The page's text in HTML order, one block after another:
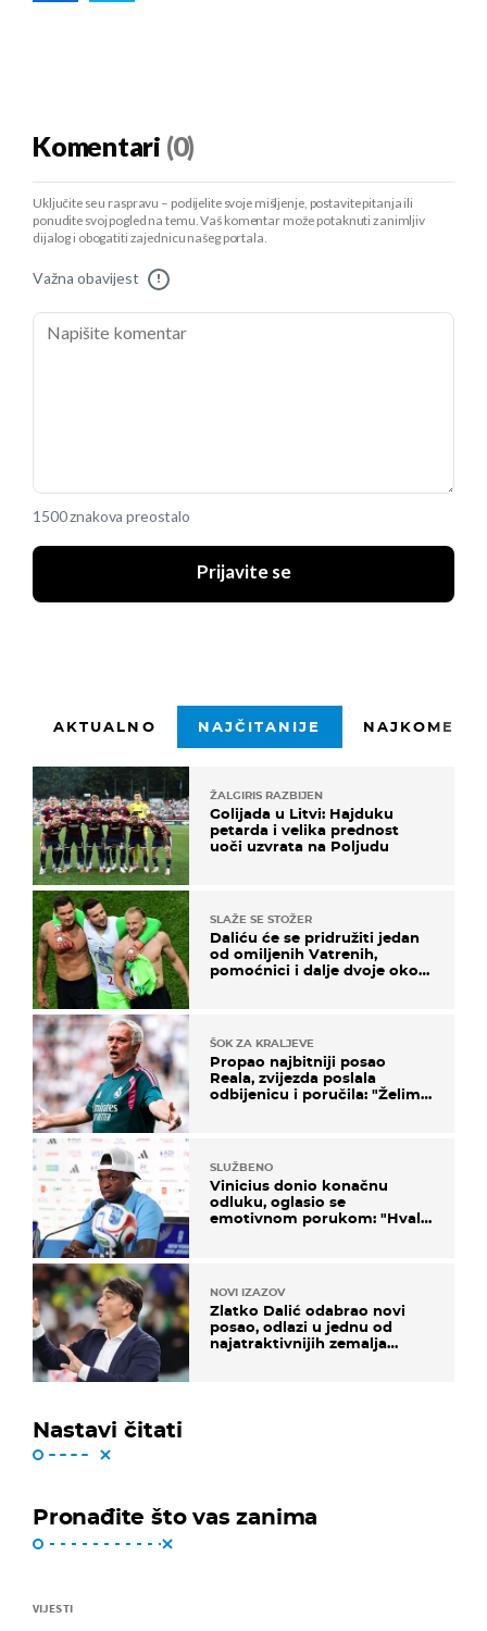
Komentari (0)
Uključite se u raspravu – podijelite svoje mišljenje, postavite pitanja ili
ponudite svoj pogled na temu. Vaš komentar može potaknuti zanimljiv
dijalog i obogatiti zajednicu našeg portala.
Važna obavijest !
1500 znakova preostalo
Prijavite se
AKTUALNO NAJČITANIJE
ŽALGIRIS RAZBIJEN
Golijada u Litvi: Hajduku
petarda i velika prednost
uoči uzvrata na Poljudu
SLAŽE SE STOŽER
Daliću će se pridružiti jedan
od omiljenih Vatrenih,
pomoćnici i dalje dvoje oko
ŠOK ZA KRALJEVE
Propao najbitniji posao
Reala, zvijezda poslala
odbijenicu i poručila: "Želim
SLUŽBENO
Vinicius donio konačnu
odluku, oglasio se
emotivnom porukom: "Hvala
NOVI IZAZOV
Zlatko Dalić odabrao novi
posao, odlazi u jednu od
najatraktivnijih zemalja
Nastavi čitati
Pronađite što vas zanima
VIJESTI